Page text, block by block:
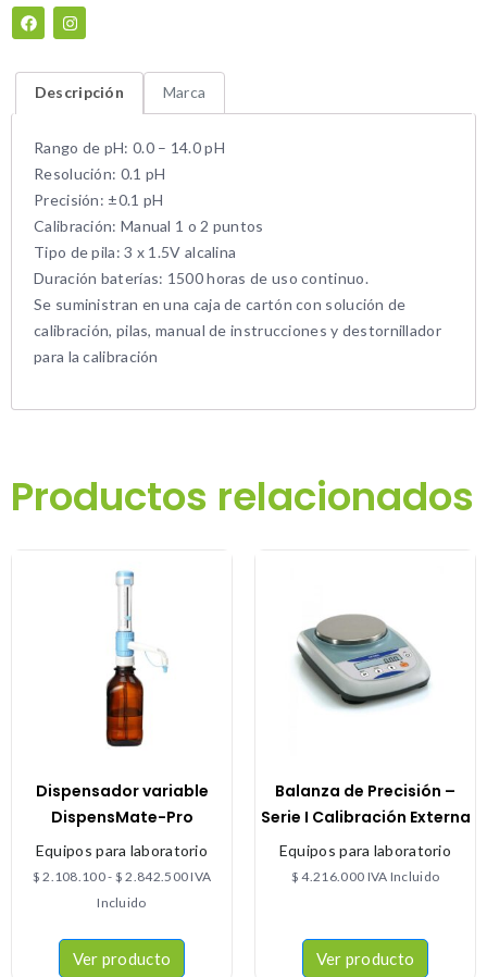
Descripción Marca
Rango de pH: 0.0 – 14.0 pH
Resolución: 0.1 pH
Precisión: ±0.1 pH
Calibración: Manual 1 o 2 puntos
Tipo de pila: 3 x 1.5V alcalina
Duración baterías: 1500 horas de uso continuo.
Se suministran en una caja de cartón con solución de
calibración, pilas, manual de instrucciones y destornillador
para la calibración
Productos relacionados
Dispensador variable
DispensMate-Pro
Equipos para laboratorio
$ 2.108.100- $ 2.842.500IVA
Incluido
Ver producto
Balanza de Precisión –
Serie I Calibración Externa
Equipos para laboratorio
$ 4.216.000 IVA Incluido
Ver producto